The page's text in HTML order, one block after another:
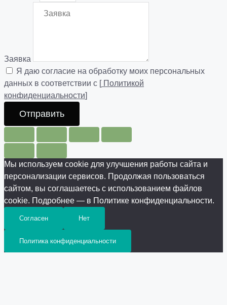
Заявка
Я даю согласие на обработку моих персональных
данных в соответствии с [Политикой
конфиденциальности]
Отправить
Мы используем cookie для улучшения работы сайта и
персонализации сервисов. Продолжая пользоваться
сайтом, вы соглашаетесь с использованием файлов
cookie. Подробнее — в Политике конфиденциальности.
Согласен Нет
Политика конфиденциальности